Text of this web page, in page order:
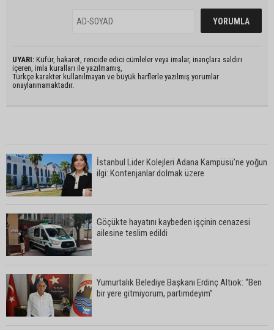
UYARI: Küfür, hakaret, rencide edici cümleler veya imalar, inançlara saldırı
içeren, imla kuralları ile yazılmamış,
Türkçe karakter kullanılmayan ve büyük harflerle yazılmış yorumlar
onaylanmamaktadır.
İstanbul Lider Kolejleri Adana Kampüsü’ne yoğun
ilgi: Kontenjanlar dolmak üzere
Göçükte hayatını kaybeden işçinin cenazesi
ailesine teslim edildi
Yumurtalık Belediye Başkanı Erdinç Altıok: “Ben
bir yere gitmiyorum, partimdeyim”